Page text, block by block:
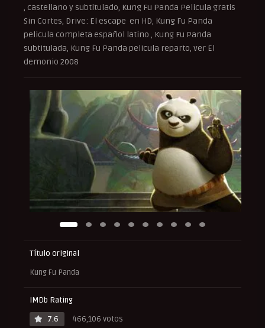
, castellano y subtitulado, Kung Fu Panda Pelicula gratis
Sin Cortes, Drive: El escape en HD, Kung Fu Panda
pelicula completa español latino , Kung Fu Panda
subtitulada, Kung Fu Panda pelicula reparto, ver El
demonio 2008
Título original
Kung Fu Panda
IMDb Rating
7.6
466,106 votos